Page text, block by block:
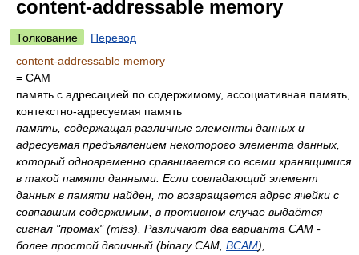
content-addressable memory
Толкование
Перевод
content-addressable memory
= CAM
память с адресацией по содержимому, ассоциативная память,
контекстно-адресуемая память
память, содержащая различные элементы данных и
адресуемая предъявлением некоторого элемента данных,
который одновременно сравнивается со всеми хранящимися
в такой памяти данными. Если совпадающий элемент
данных в памяти найден, то возвращается адрес ячейки с
совпавшим содержимым, в противном случае выдаётся
сигнал "промах" (miss). Различают два варианта САМ -
более простой двоичный (binary САМ, BCAM),